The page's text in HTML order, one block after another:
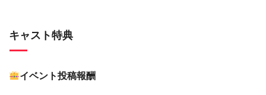
キャスト特典
イベント投稿報酬